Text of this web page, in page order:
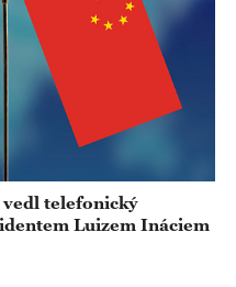
telefonický
Luizem Ináciem